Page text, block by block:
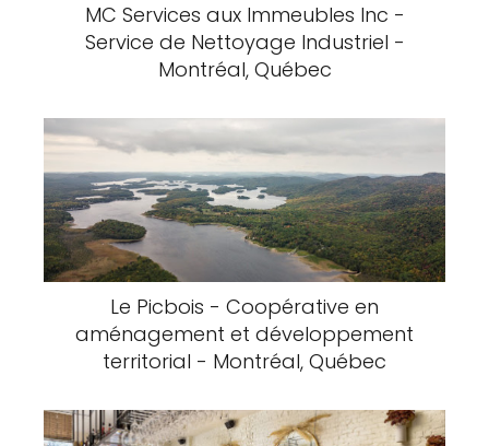
MC Services aux Immeubles Inc -
Service de Nettoyage Industriel -
Montréal, Québec
Le Picbois - Coopérative en
aménagement et développement
territorial - Montréal, Québec